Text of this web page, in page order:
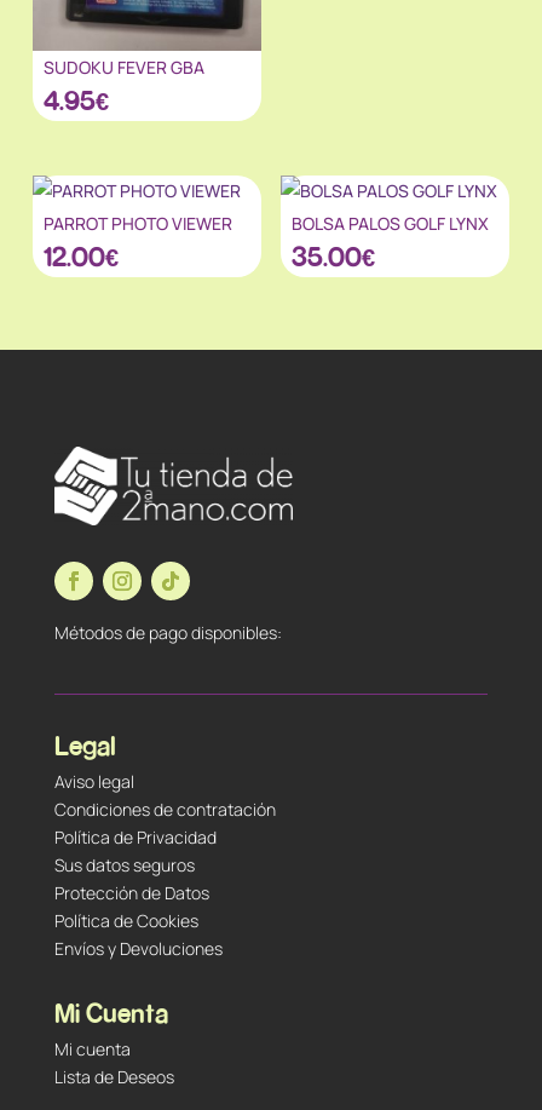
SUDOKU FEVER GBA
4.95€
PARROT PHOTO VIEWER
12.00€
BOLSA PALOS GOLF LYNX
35.00€
Métodos de pago disponibles:
Legal
Aviso legal
Condiciones de contratación
Política de Privacidad
Sus datos seguros
Protección de Datos
Política de Cookies
Envíos y Devoluciones
Mi Cuenta
Mi cuenta
Lista de Deseos